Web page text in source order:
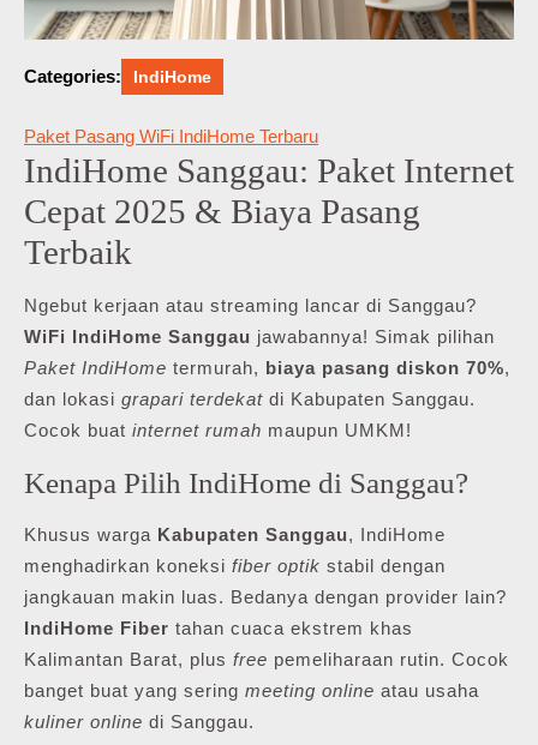
Categories: IndiHome
Paket Pasang WiFi IndiHome Terbaru
IndiHome Sanggau: Paket Internet
Cepat 2025 & Biaya Pasang
Terbaik
Ngebut kerjaan atau streaming lancar di Sanggau?
WiFi IndiHome Sanggau jawabannya! Simak pilihan
Paket IndiHome termurah, biaya pasang diskon 70%,
dan lokasi grapari terdekat di Kabupaten Sanggau.
Cocok buat internet rumah maupun UMKM!
Kenapa Pilih IndiHome di Sanggau?
Khusus warga Kabupaten Sanggau, IndiHome
menghadirkan koneksi fiber optik stabil dengan
jangkauan makin luas. Bedanya dengan provider lain?
IndiHome Fiber tahan cuaca ekstrem khas
Kalimantan Barat, plus free pemeliharaan rutin. Cocok
banget buat yang sering meeting online atau usaha
kuliner online di Sanggau.